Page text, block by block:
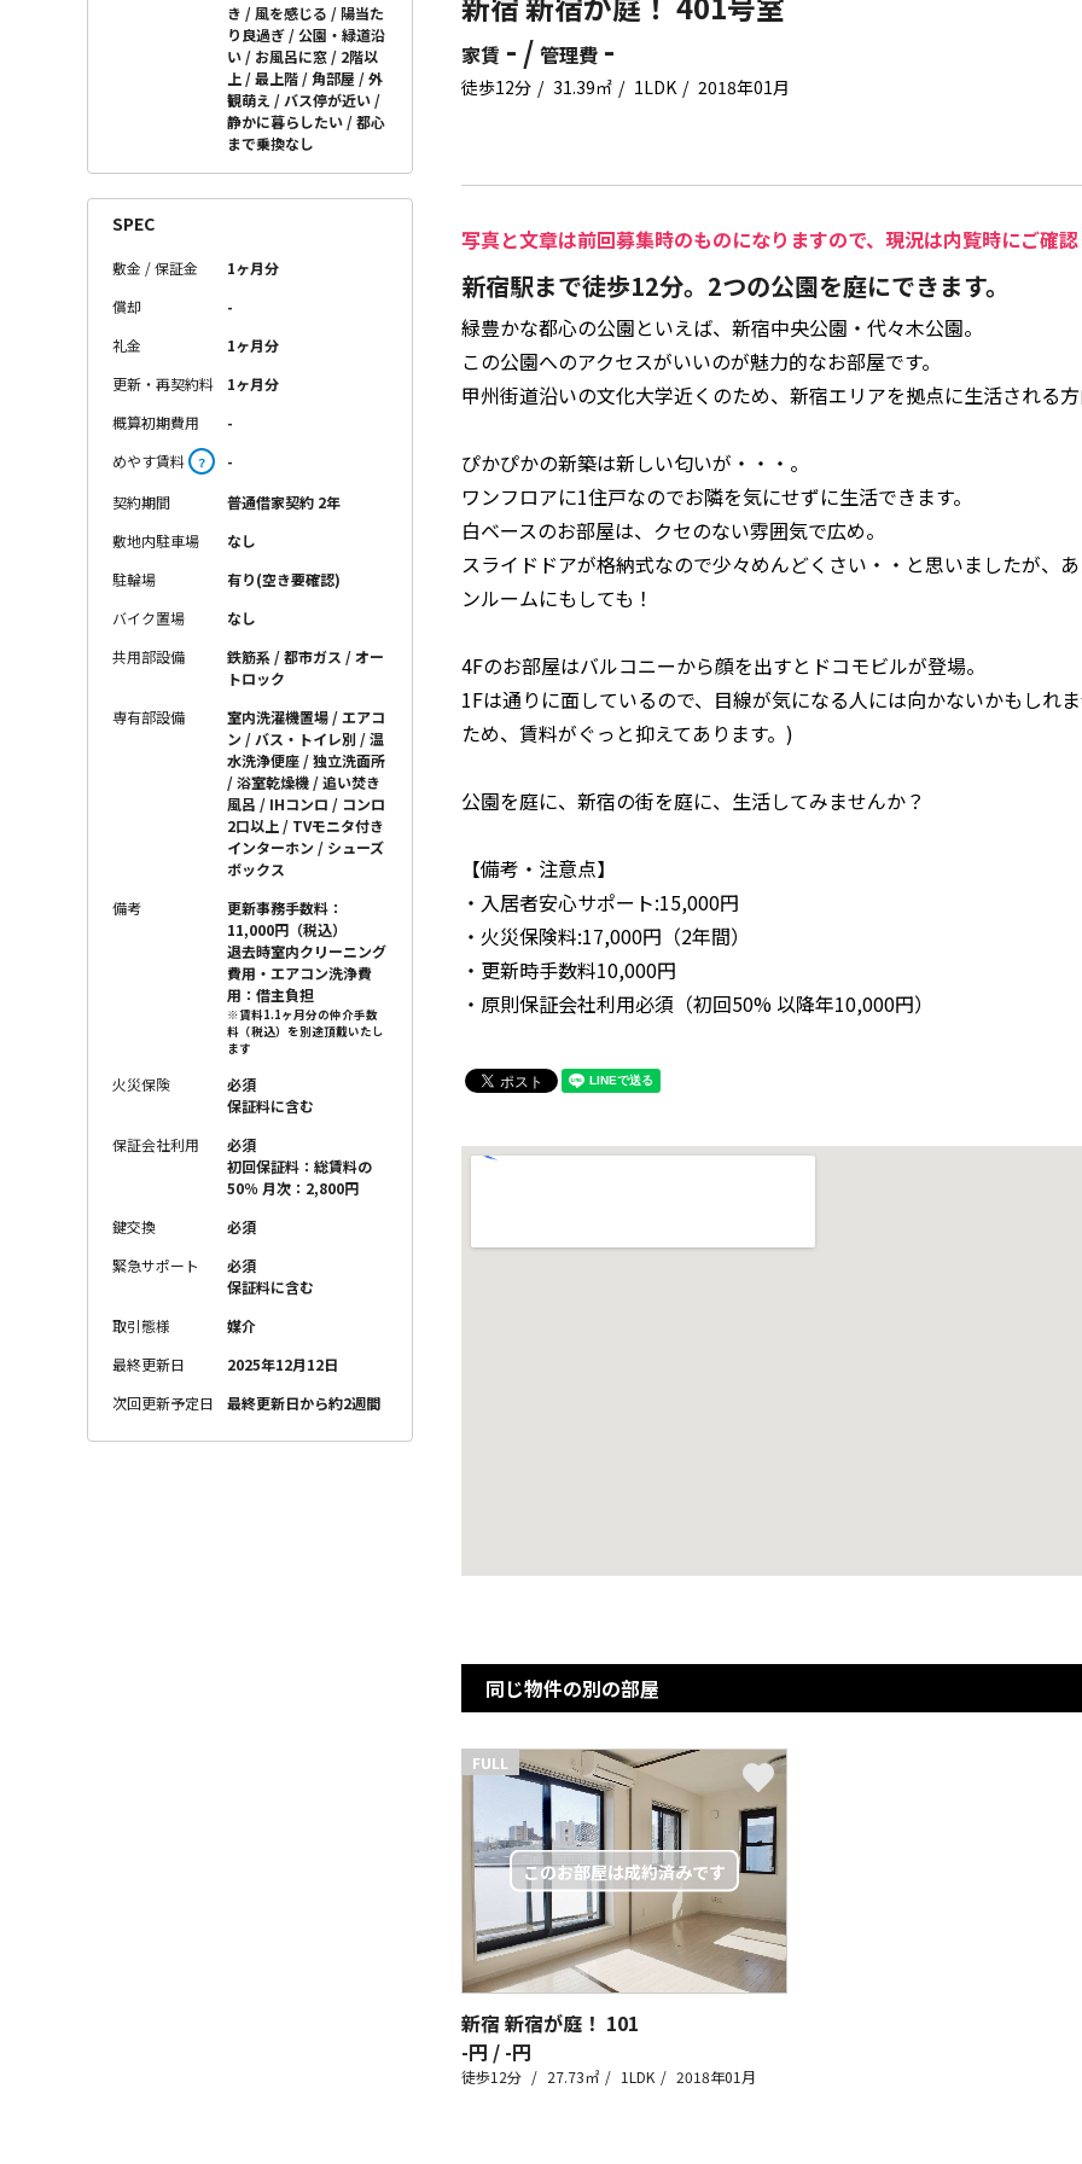
家賃 - / 管理費 -
徒歩12分 31.39㎡ 1LDK 2018年01月
写真と文章は前回募集時のものになりますので、現況は内覧時にご確
新宿駅まで徒歩12分。2つの公園を庭にできます。
緑豊かな都心の公園といえば、新宿中央公園・代々木公園。
この公園へのアクセスがいいのが魅力的なお部屋です。
甲州街道沿いの文化大学近くのため、新宿エリアを拠点に生活される方
ぴかぴかの新築は新しい匂いが・・・。
ワンフロアに1住戸なのでお隣を気にせずに生活できます。
白ベースのお部屋は、クセのない雰囲気で広め。
スライドドアが格納式なので少々めんどくさい・・と思いましたが、
ンルームにもしても！
4Fのお部屋はバルコニーから顔を出すとドコモビルが登場。
1Fは通りに面しているので、目線が気になる人には向かないかもしれ
ため、賃料がぐっと抑えてあります。)
公園を庭に、新宿の街を庭に、生活してみませんか？
【備考・注意点】
・入居者安心サポート:15,000円
・火災保険料:17,000円（2年間）
・更新時手数料10,000円
・原則保証会社利用必須（初回50% 以降年10,000円）
き
風を感じる
陽当た
り良過ぎ
公園・緑道沿
い
お風呂に窓
2階以
上
最上階 角部屋
外
観萌え
バス停が近い
静かに暮らしたい
都心
まで乗換なし
SPEC
敷金 / 保証金
1ヶ月分
償却
-
礼金
1ヶ月分
更新・再契約料
1ヶ月分
概算初期費用
-
めやす賃料
？ -
契約期間
普通借家契約 2年
敷地内駐車場
なし
駐輪場
有り(空き要確認)
バイク置場
なし
共用部設備
鉄筋系 / 都市ガス / オー
トロック
専有部設備
室内洗濯機置場 / エアコ
ン / バス・トイレ別 / 温
水洗浄便座 / 独立洗面所
/ 浴室乾燥機 / 追い焚き
風呂 / IHコンロ / コンロ
2口以上 / TVモニタ付き
インターホン / シューズ
ボックス
備考
更新事務手数料：
11,000円（税込）
退去時室内クリーニング
費用・エアコン洗浄費
用：借主負担
※賃料1.1ヶ月分の仲介手数
料（税込）を別途頂戴いたし
ます
火災保険
必須
保証料に含む
保証会社利用
必須
初回保証料：総賃料の
50％ 月次：2,800円
鍵交換
必須
緊急サポート
必須
保証料に含む
取引態様
媒介
最終更新日
2025年12月12日
次回更新予定日
最終更新日から約2週間
同じ物件の別の部屋
FULL
新宿 新宿が庭！ 101
-円 / -円
徒歩12分 27.73㎡ 1LDK 2018年01月